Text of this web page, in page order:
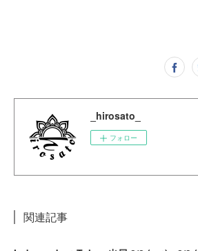
_hirosato_
フォロー
関連記事